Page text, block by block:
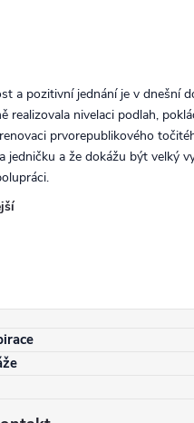
a pozitivní jednání je v dnešní
realizovala nivelaci podlah,
prvorepublikového
jedničku a že dokážu být velký